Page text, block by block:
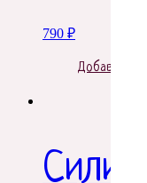
790 ₽
Добавить в